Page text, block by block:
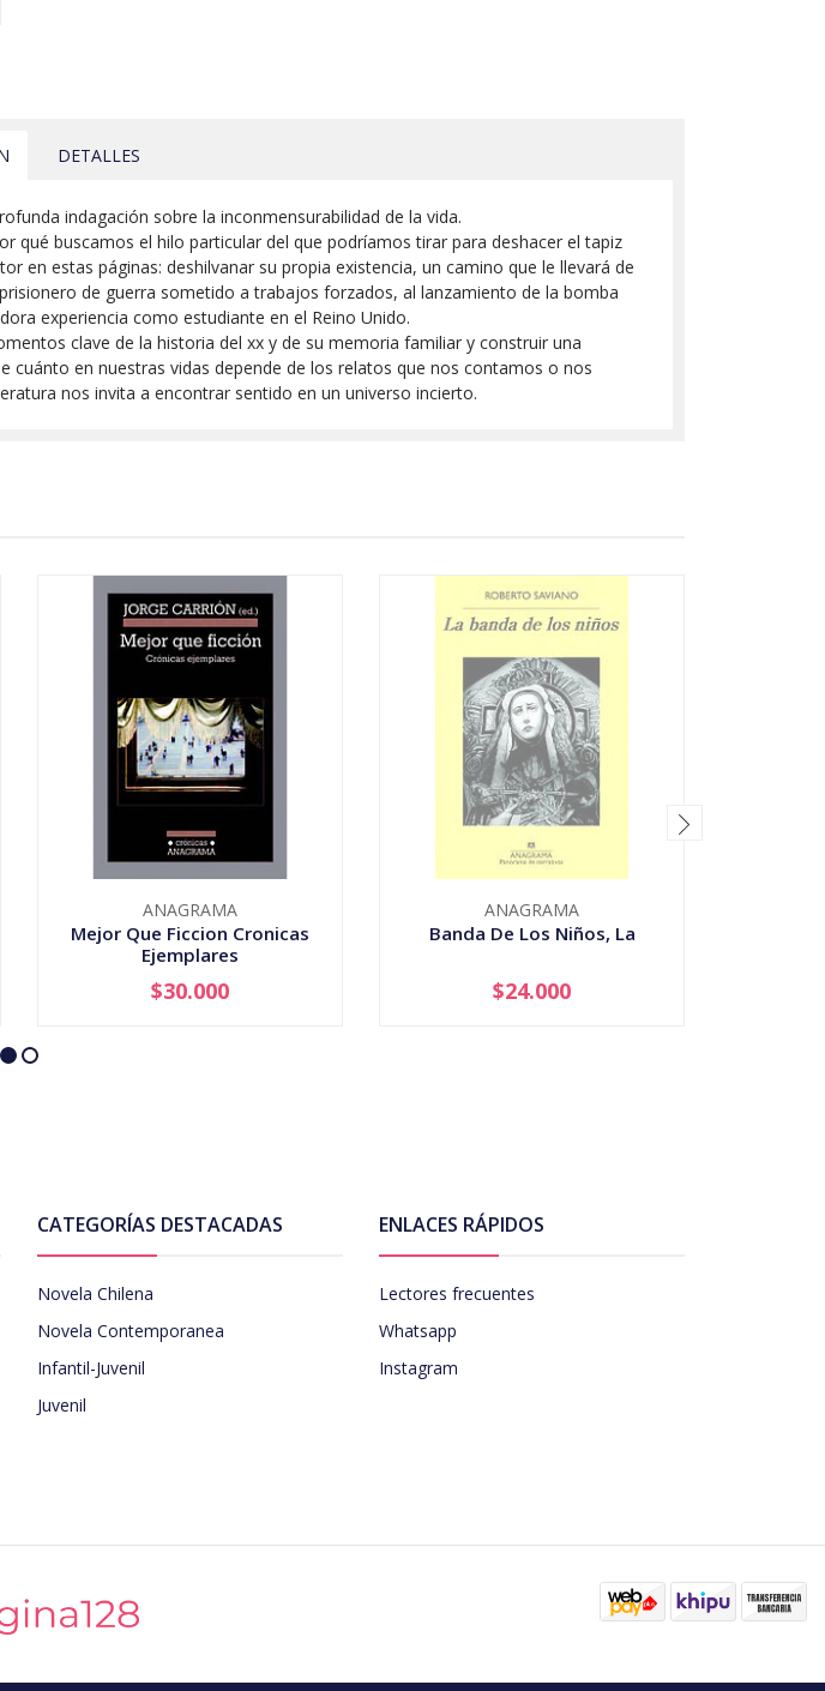
DETALLES
indagación sobre la inconmensurabilidad de la vida.
qué buscamos el hilo particular del que podríamos tirar para deshacer el tapiz
en estas páginas: deshilvanar su propia existencia, un camino que le llevará de
de guerra sometido a trabajos forzados, al lanzamiento de la bomba
experiencia como estudiante en el Reino Unido.
clave de la historia del xx y de su memoria familiar y construir una
cuánto en nuestras vidas depende de los relatos que nos contamos o nos
nos invita a encontrar sentido en un universo incierto.
ANAGRAMA
Mejor Que Ficcion Cronicas
Ejemplares
+
$30.000
ANAGRAMA
Banda De Los Niños, La
AGOTADO
$24.000
CATEGORÍAS DESTACADAS
Novela Chilena
Novela Contemporanea
Infantil-Juvenil
Juvenil
ENLACES RÁPIDOS
Lectores frecuentes
Whatsapp
Instagram